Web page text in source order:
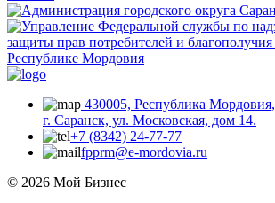
430005, Республика Мордовия,
г. Саранск, ул. Московская, дом 14.
+7 (8342) 24-77-77
fpprm@e-mordovia.ru
© 2026 Мой Бизнес